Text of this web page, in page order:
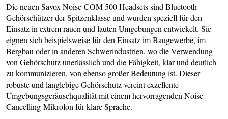
Die neuen Savox Noise-COM 500 Headsets sind Bluetooth-
Gehörschützer der Spitzenklasse und wurden speziell für den
Einsatz in extrem rauen und lauten Umgebungen entwickelt. Sie
eignen sich beispielsweise für den Einsatz im Baugewerbe, im
Bergbau oder in anderen Schwerindustrien, wo die Verwendung
von Gehörschutz unerlässlich und die Fähigkeit, klar und deutlich
zu kommunizieren, von ebenso großer Bedeutung ist. Dieser
robuste und langlebige Gehörschutz vereint exzellente
Umgebungsgeräuschqualität mit einem hervorragenden Noise-
Cancelling-Mikrofon für klare Sprache.